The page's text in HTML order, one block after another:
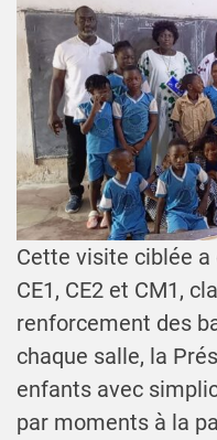
Cette visite ciblée a
CE1, CE2 et CM1,
renforcement des
chaque salle, la
enfants avec
par moments à la